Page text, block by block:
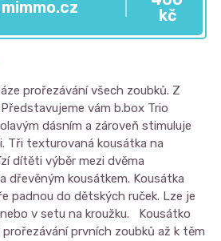
kč
prořezávání všech zoubků. Z
vám b.box Trio
dásním a zároveň stimuluje
Tři texturovaná kousátka na
dítěti výběr mezi dvěma
dřevěným kousátkem. Kousátka
padnou do dětských ruček. Lze je
v setu na kroužku. Kousátko
prvních zoubků až k těm